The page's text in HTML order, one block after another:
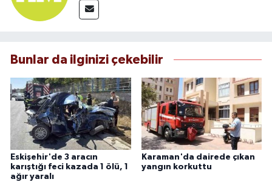
Bunlar da ilginizi çekebilir
Eskişehir'de 3 aracın
karıştığı feci kazada 1 ölü, 1
ağır yaralı
Karaman'da dairede çıkan
yangın korkuttu